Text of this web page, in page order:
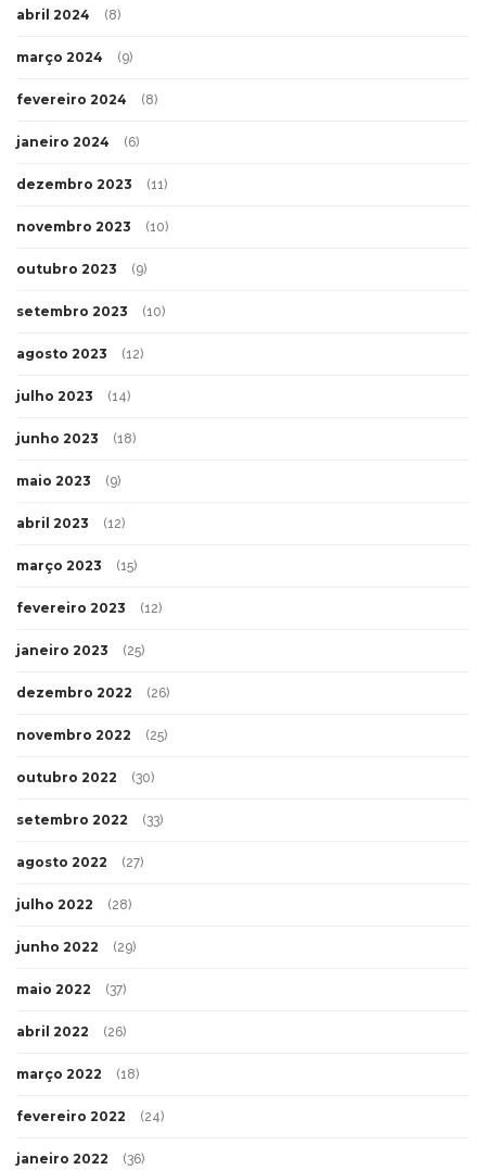
abril 2024 (8)
março 2024 (9)
fevereiro 2024 (8)
janeiro 2024 (6)
dezembro 2023 (11)
novembro 2023 (10)
outubro 2023 (9)
setembro 2023 (10)
agosto 2023 (12)
julho 2023 (14)
junho 2023 (18)
maio 2023 (9)
abril 2023 (12)
março 2023 (15)
fevereiro 2023 (12)
janeiro 2023 (25)
dezembro 2022 (26)
novembro 2022 (25)
outubro 2022 (30)
setembro 2022 (33)
agosto 2022 (27)
julho 2022 (28)
junho 2022 (29)
maio 2022 (37)
abril 2022 (26)
março 2022 (18)
fevereiro 2022 (24)
janeiro 2022 (36)